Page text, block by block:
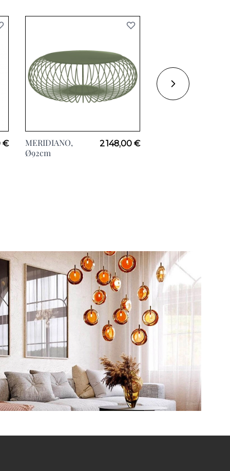
€
MERIDIANO,
Ø92cm
2 148,00 €